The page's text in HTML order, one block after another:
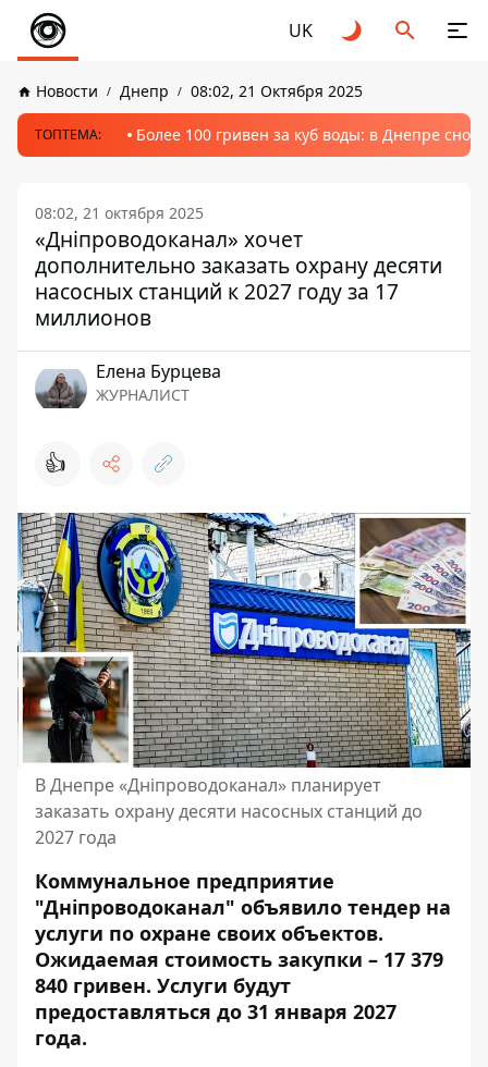
UK
Новости Днепр 08:02, 21 Октября 2025
ТОПТЕМА: Более 100 гривен за куб воды: в Днепре
08:02, 21 октября 2025
«Дніпроводоканал» хочет
дополнительно заказать охрану десяти
насосных станций к 2027 году за 17
миллионов
Елена Бурцева
ЖУРНАЛИСТ
👍
В Днепре «Дніпроводоканал» планирует
заказать охрану десяти насосных станций до
2027 года
Коммунальное предприятие
"Дніпроводоканал" объявило тендер на
услуги по охране своих объектов.
Ожидаемая стоимость закупки – 17 379
840 гривен. Услуги будут
предоставляться до 31 января 2027
года.